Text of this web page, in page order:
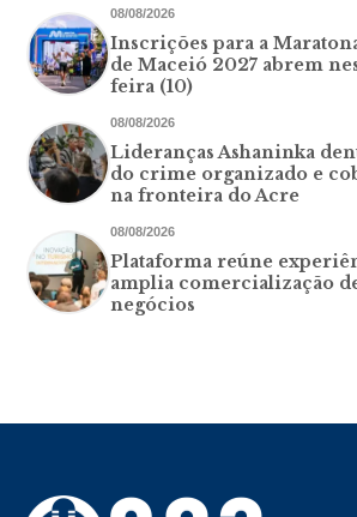
08/08/2026
Inscrições para a
de Maceió 2027 abrem
feira (10)
08/08/2026
Lideranças Ashaninka
do crime organizado e
na fronteira do Acre
08/08/2026
Plataforma reúne
amplia comercialização
negócios